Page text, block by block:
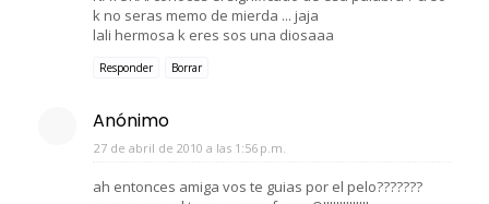
k no seras memo de mierda ... jaja
lali hermosa k eres sos una diosaaa
Responder Borrar
Anónimo
27 de abril de 2010 a las 1:56 p.m.
ah entonces amiga vos te guias por el pelo???????